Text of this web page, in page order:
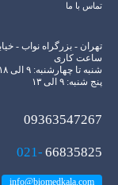
تماس با ما
تهران - بزرگراه نواب -
ساعت کاری
شنبه تا چهارشنبه: ۹ الی ۱۸
پنج شنبه: ۹ الی ۱۳
09363547267
021- 66835825
info@biomedkala.com